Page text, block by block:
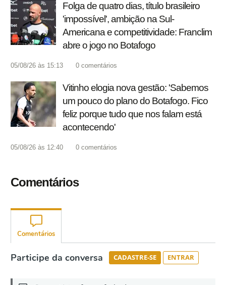
Folga de quatro dias, título brasileiro
'impossível', ambição na Sul-
Americana e competitividade: Franclim
abre o jogo no Botafogo
05/08/26 às 15:13 0 comentários
Vitinho elogia nova gestão: 'Sabemos
um pouco do plano do Botafogo. Fico
feliz porque tudo que nos falam está
acontecendo'
05/08/26 às 12:40 0 comentários
Comentários